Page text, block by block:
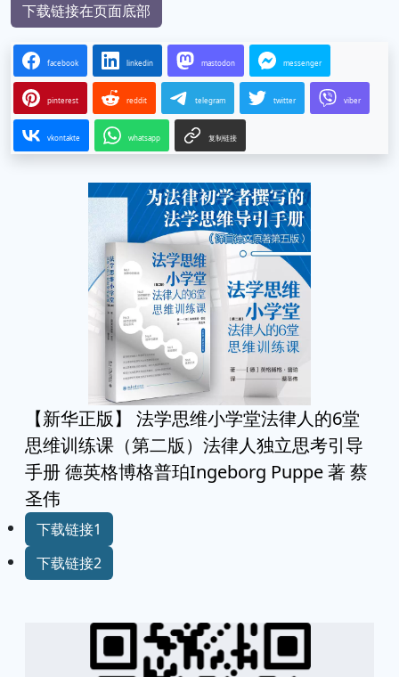
下载链接在页面底部
facebook linkedin mastodon messenger
pinterest reddit telegram twitter viber
vkontakte whatsapp 复制链接
【新华正版】 法学思维小学堂法律人的6堂
思维训练课（第二版）法律人独立思考引导
手册 德英格博格普珀Ingeborg Puppe 著 蔡
圣伟
下载链接1
下载链接2